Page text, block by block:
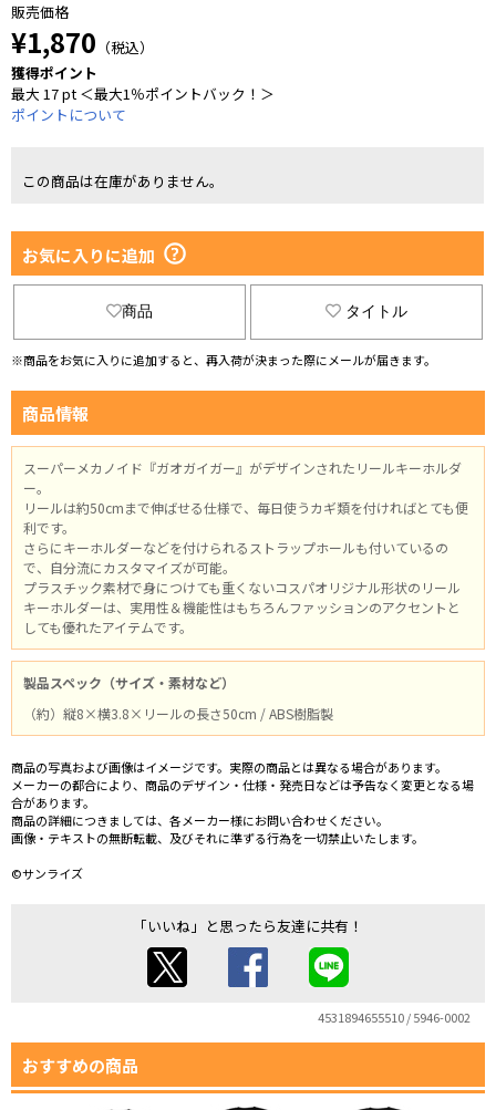
販売価格
¥1,870 （税込）
獲得ポイント
最大 17 pt ＜最大1％ポイントバック！＞
ポイントについて
この商品は在庫がありません。
お気に入りに追加
商品 タイトル
※商品をお気に入りに追加すると、再入荷が決まった際にメールが届きます。
商品情報
スーパーメカノイド『ガオガイガー』がデザインされたリールキーホルダ
ー。
リールは約50cmまで伸ばせる仕様で、毎日使うカギ類を付ければとても便
利です。
さらにキーホルダーなどを付けられるストラップホールも付いているの
で、自分流にカスタマイズが可能。
プラスチック素材で身につけても重くないコスパオリジナル形状のリール
キーホルダーは、実用性＆機能性はもちろんファッションのアクセントと
しても優れたアイテムです。
製品スペック（サイズ・素材など）
（約）縦8×横3.8×リールの長さ50cm / ABS樹脂製
商品の写真および画像はイメージです。実際の商品とは異なる場合があります。
メーカーの都合により、商品のデザイン・仕様・発売日などは予告なく変更となる場
合があります。
商品の詳細につきましては、各メーカー様にお問い合わせください。
画像・テキストの無断転載、及びそれに準ずる行為を一切禁止いたします。
©サンライズ
「いいね」と思ったら友達に共有！
4531894655510 / 5946-0002
おすすめの商品